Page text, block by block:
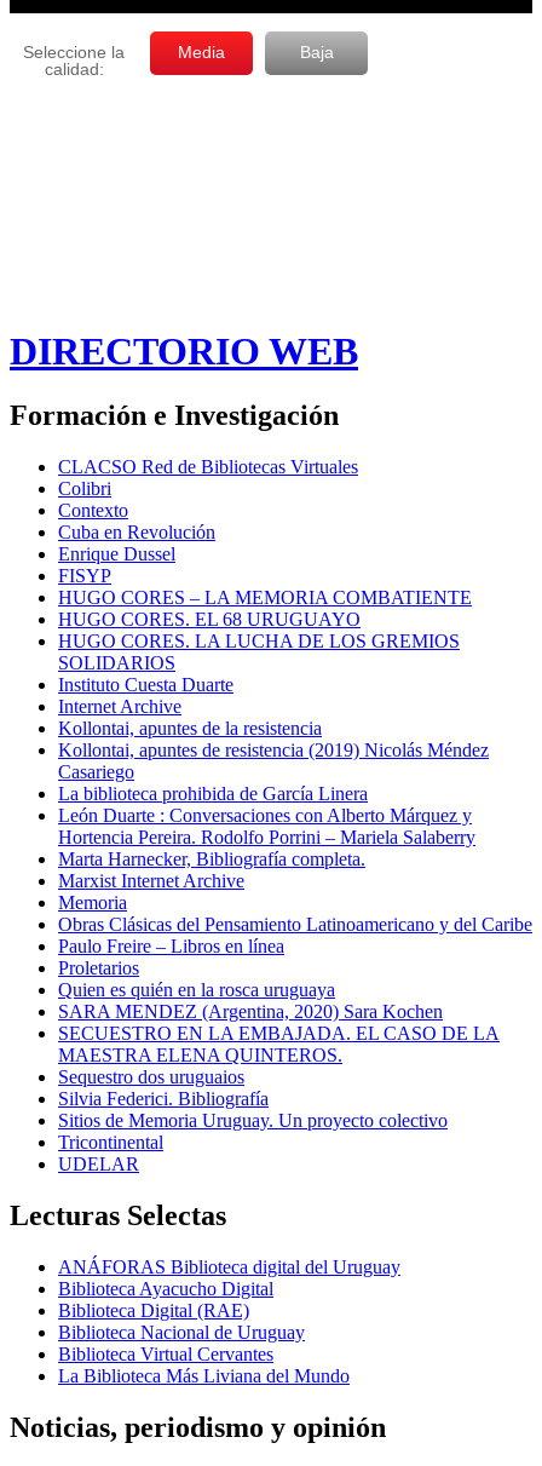
DIRECTORIO WEB
Formación e Investigación
CLACSO Red de Bibliotecas Virtuales
Colibri
Contexto
Cuba en Revolución
Enrique Dussel
FISYP
HUGO CORES – LA MEMORIA COMBATIENTE
HUGO CORES. EL 68 URUGUAYO
HUGO CORES. LA LUCHA DE LOS GREMIOS
SOLIDARIOS
Instituto Cuesta Duarte
Internet Archive
Kollontai, apuntes de la resistencia
Kollontai, apuntes de resistencia (2019) Nicolás Méndez
Casariego
La biblioteca prohibida de García Linera
León Duarte : Conversaciones con Alberto Márquez y
Hortencia Pereira. Rodolfo Porrini – Mariela Salaberry
Marta Harnecker, Bibliografía completa.
Marxist Internet Archive
Memoria
Obras Clásicas del Pensamiento Latinoamericano y del Caribe
Paulo Freire – Libros en línea
Proletarios
Quien es quién en la rosca uruguaya
SARA MENDEZ (Argentina, 2020) Sara Kochen
SECUESTRO EN LA EMBAJADA. EL CASO DE LA
MAESTRA ELENA QUINTEROS.
Sequestro dos uruguaios
Silvia Federici. Bibliografía
Sitios de Memoria Uruguay. Un proyecto colectivo
Tricontinental
UDELAR
Lecturas Selectas
ANÁFORAS Biblioteca digital del Uruguay
Biblioteca Ayacucho Digital
Biblioteca Digital (RAE)
Biblioteca Nacional de Uruguay
Biblioteca Virtual Cervantes
La Biblioteca Más Liviana del Mundo
Noticias, periodismo y opinión